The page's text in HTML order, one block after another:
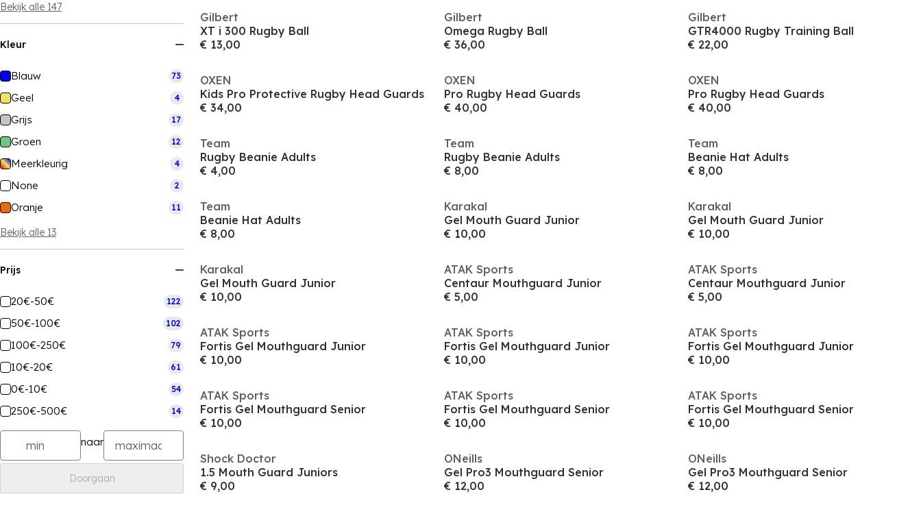
Bekijk alle 147
Kleur
Blauw 73
Geel 4
Grijs 17
Groen 12
Meerkleurig 4
None 2
Oranje 11
Bekijk alle 13
Prijs
20€-50€ 122
50€-100€ 102
100€-250€ 79
10€-20€ 61
0€-10€ 54
250€-500€ 14
naar
Doorgaan
Gilbert
XT i 300 Rugby Ball
€ 13,00
Gilbert
Omega Rugby Ball
€ 36,00
Gilbert
GTR4000 Rugby Training Ball
€ 22,00
OXEN
Kids Pro Protective Rugby Head Guards
€ 34,00
OXEN
Pro Rugby Head Guards
€ 40,00
OXEN
Pro Rugby Head Guards
€ 40,00
Team
Rugby Beanie Adults
€ 4,00
Team
Rugby Beanie Adults
€ 8,00
Team
Beanie Hat Adults
€ 8,00
Team
Beanie Hat Adults
€ 8,00
Karakal
Gel Mouth Guard Junior
€ 10,00
Karakal
Gel Mouth Guard Junior
€ 10,00
Karakal
Gel Mouth Guard Junior
€ 10,00
ATAK Sports
Centaur Mouthguard Junior
€ 5,00
ATAK Sports
Centaur Mouthguard Junior
€ 5,00
ATAK Sports
Fortis Gel Mouthguard Junior
€ 10,00
ATAK Sports
Fortis Gel Mouthguard Junior
€ 10,00
ATAK Sports
Fortis Gel Mouthguard Junior
€ 10,00
ATAK Sports
Fortis Gel Mouthguard Senior
€ 10,00
ATAK Sports
Fortis Gel Mouthguard Senior
€ 10,00
ATAK Sports
Fortis Gel Mouthguard Senior
€ 10,00
Shock Doctor
1.5 Mouth Guard Juniors
€ 9,00
ONeills
Gel Pro3 Mouthguard Senior
€ 12,00
ONeills
Gel Pro3 Mouthguard Senior
€ 12,00